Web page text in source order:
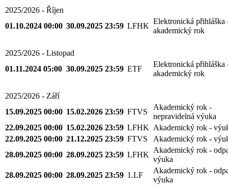
2025/2026 - Říjen
01.10.2024 00:00 30.09.2025 23:59 LFHK
Elektronická přihláška
akademický rok
2025/2026 - Listopad
01.11.2024 05:00 30.09.2025 23:59 ETF
Elektronická přihláška
akademický rok
2025/2026 - Září
15.09.2025 00:00 15.02.2026 23:59 FTVS
Akademický rok -
nepravidelná výuka
22.09.2025 00:00 15.02.2026 23:59 LFHK Akademický rok -
22.09.2025 00:00 21.12.2025 23:59 FTVS
Akademický rok -
28.09.2025 00:00 28.09.2025 23:59 LFHK
Akademický rok -
výuka
28.09.2025 00:00 28.09.2025 23:59 1.LF
Akademický rok -
výuka